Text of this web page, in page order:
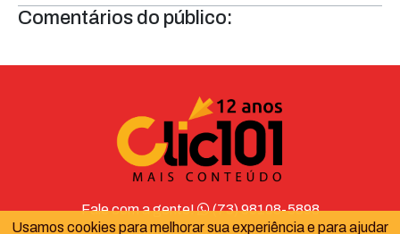
Comentários do público:
Fale com a gente!
(73) 98108-5898
contato@clic101.com.br
Usamos cookies para melhorar sua experiência e para ajudar